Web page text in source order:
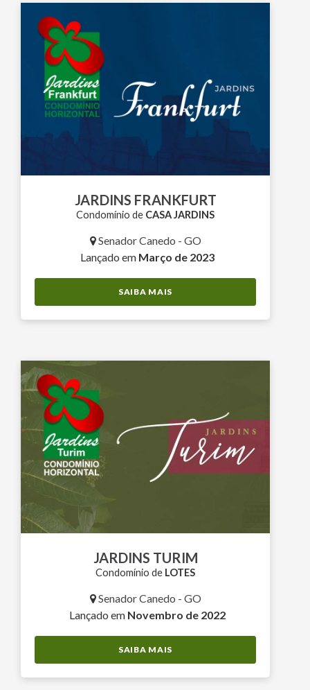
JARDINS FRANKFURT
Condomínio de CASA JARDINS
Senador Canedo - GO
Lançado em Março de 2023
SAIBA MAIS
JARDINS TURIM
Condomínio de LOTES
Senador Canedo - GO
Lançado em Novembro de 2022
SAIBA MAIS